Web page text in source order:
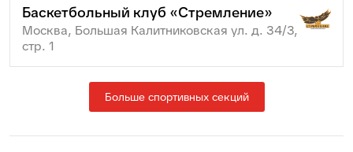
Баскетбольный клуб «Стремление»
Москва, Большая Калитниковская ул. д. 34/3,
стр. 1
Больше спортивных секций